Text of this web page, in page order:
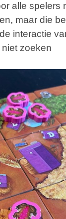
alle spelers
maar die
interactie
zoeken